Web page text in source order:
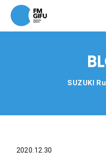
SUZUKI
2020.12.30